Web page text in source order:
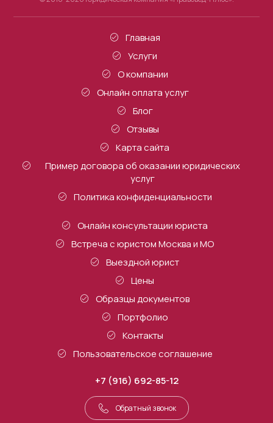
Главная
Услуги
О компании
Онлайн оплата услуг
Блог
Отзывы
Карта сайта
Пример договора об оказании юридических
услуг
Политика конфиденциальности
Онлайн консультации юриста
Встреча с юристом Москва и МО
Выездной юрист
Цены
Образцы документов
Портфолио
Контакты
Пользовательское соглашение
+7 (916) 692-85-12
Обратный звонок